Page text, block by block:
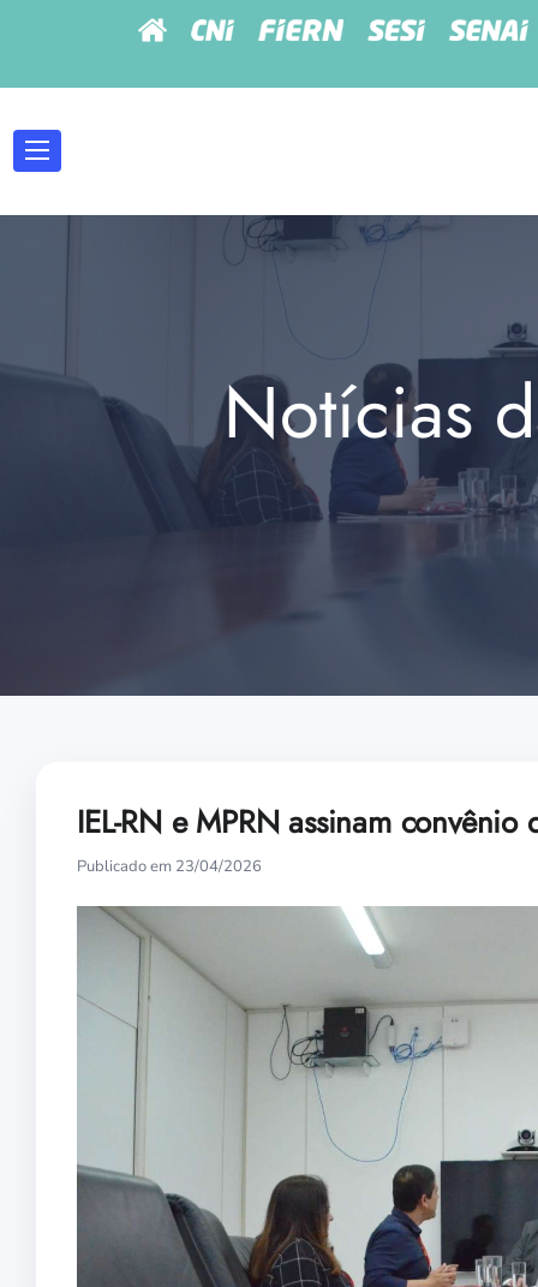
Notícias
IEL-RN e MPRN assinam
Publicado em 23/04/2026